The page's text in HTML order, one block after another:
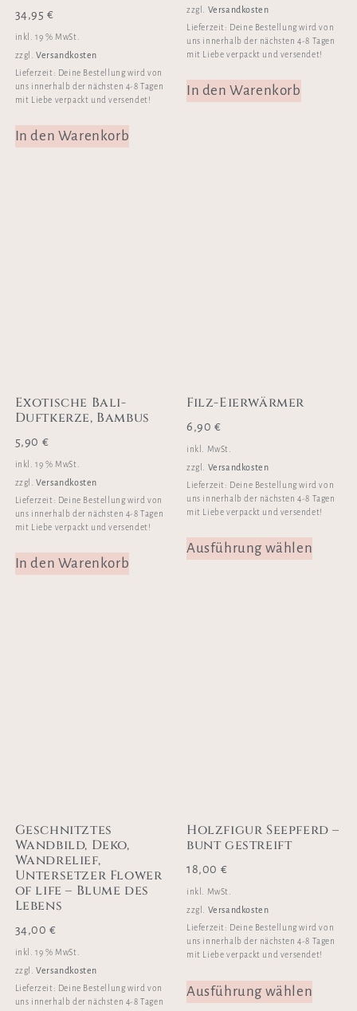
34,95€
inkl. 19 % MwSt.
zzgl.Versandkosten
Lieferzeit: Deine Bestellung wird von
uns innerhalb der nächsten 4-8 Tagen
mit Liebe verpackt und versendet!
In den Warenkorb
zzgl. Versandkosten
Lieferzeit: Deine Bestellung wird von
uns innerhalb der nächsten 4-8 Tagen
mit Liebe verpackt und versendet!
In den Warenkorb
Exotische Bali-
Duftkerze, Bambus
5,90 €
inkl. 19 % MwSt.
zzgl.Versandkosten
Lieferzeit: Deine Bestellung wird von
uns innerhalb der nächsten 4-8 Tagen
mit Liebe verpackt und versendet!
In den Warenkorb
Filz-Eierwärmer
6,90 €
inkl. MwSt.
zzgl. Versandkosten
Lieferzeit: Deine Bestellung wird von
uns innerhalb der nächsten 4-8 Tagen
mit Liebe verpackt und versendet!
Ausführung wählen
Geschnitztes
Wandbild, Deko,
Wandrelief,
Untersetzer Flower
of life – Blume des
Lebens
34,00€
inkl. 19 % MwSt.
zzgl.Versandkosten
Lieferzeit: Deine Bestellung wird von
uns innerhalb der nächsten 4-8 Tagen
Holzfigur Seepferd –
bunt gestreift
18,00 €
inkl. MwSt.
zzgl. Versandkosten
Lieferzeit: Deine Bestellung wird von
uns innerhalb der nächsten 4-8 Tagen
mit Liebe verpackt und versendet!
Ausführung wählen